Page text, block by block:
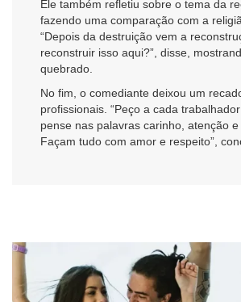
Ele também refletiu sobre o tema da
fazendo uma comparação com a
“Depois da destruição vem a
reconstruir isso aqui?”, disse,
quebrado.
No fim, o comediante deixou um
profissionais. “Peço a cada
pense nas palavras carinho, atenção e
Façam tudo com amor e respeito”,